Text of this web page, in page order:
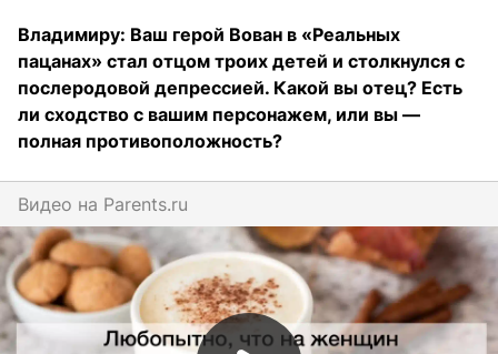
Владимиру: Ваш герой Вован в «Реальных
пацанах» стал отцом троих детей и столкнулся с
послеродовой депрессией. Какой вы отец? Есть
ли сходство с вашим персонажем, или вы —
полная противоположность?
Видео на parents.ru